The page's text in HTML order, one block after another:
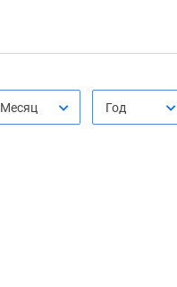
Месяц Год